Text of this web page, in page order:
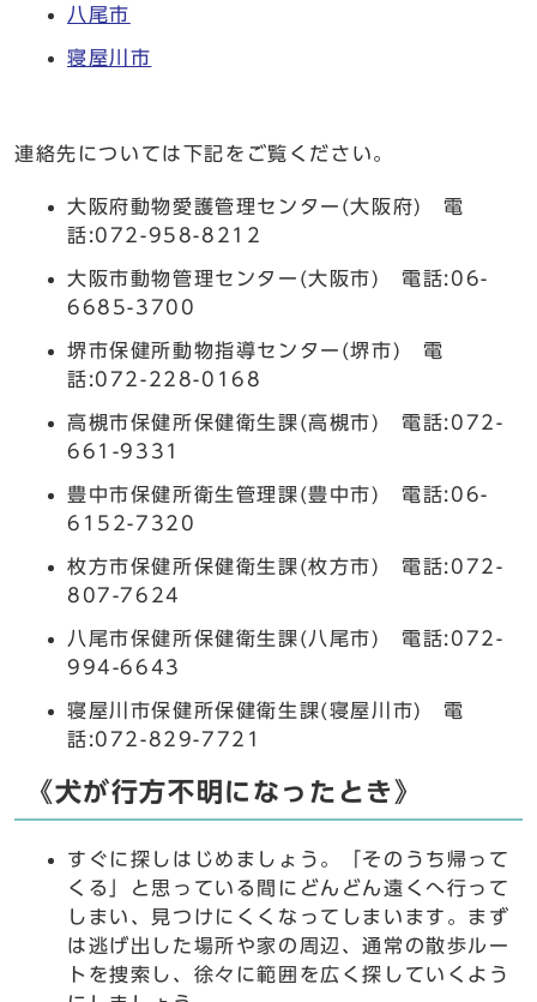
八尾市
寝屋川市
連絡先については下記をご覧ください。
大阪府動物愛護管理センター(大阪府) 電
話:072-958-8212
大阪市動物管理センター(大阪市) 電話:06-
6685-3700
堺市保健所動物指導センター(堺市) 電
話:072-228-0168
高槻市保健所保健衛生課(高槻市) 電話:072-
661-9331
豊中市保健所衛生管理課(豊中市) 電話:06-
6152-7320
枚方市保健所保健衛生課(枚方市) 電話:072-
807-7624
八尾市保健所保健衛生課(八尾市) 電話:072-
994-6643
寝屋川市保健所保健衛生課(寝屋川市) 電
話:072-829-7721
《犬が行方不明になったとき》
すぐに探しはじめましょう。「そのうち帰って
くる」と思っている間にどんどん遠くへ行って
しまい、見つけにくくなってしまいます。まず
は逃げ出した場所や家の周辺、通常の散歩ルー
トを捜索し、徐々に範囲を広く探していくよう